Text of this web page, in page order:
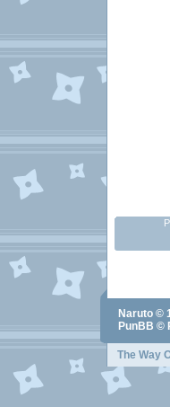
Naruto ©
PunBB ©
The Way